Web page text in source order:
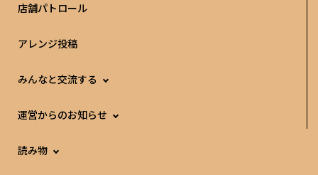
店舗パトロール
アレンジ投稿
みんなと交流する
運営からのお知らせ
読み物